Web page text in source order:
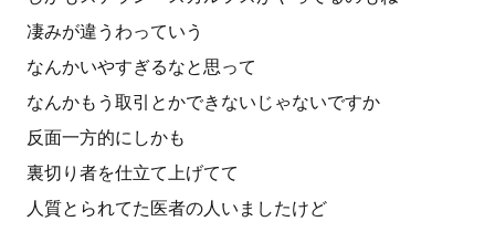
凄みが違うわっていう
なんかいやすぎるなと思って
なんかもう取引とかできないじゃないですか
反面一方的にしかも
裏切り者を仕立て上げてて
人質とられてた医者の人いましたけど